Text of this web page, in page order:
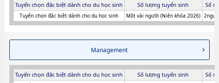
Tuyển chọn đặc biệt dành cho du học sinh Số lượng tuyển sinh Số
Tuyển chọn đặc biệt dành cho du học sinh Một vài người (Niên khóa 2026)
Management
Tuyển chọn đặc biệt dành cho du học sinh Số lượng tuyển sinh Số